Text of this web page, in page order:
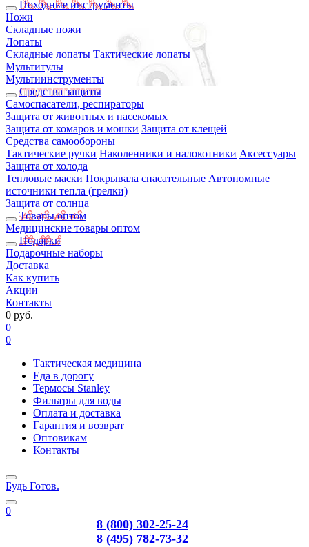
Походные инструменты
Ножи
Складные ножи
Лопаты
Складные лопаты Тактические лопаты
Мультитулы
Мультиинструменты
Средства защиты
Самоспасатели, респираторы
Защита от животных и насекомых
Защита от комаров и мошки Защита от клещей
Средства самообороны
Тактические ручки Наколенники и налокотники Аксессуары
Защита от холода
Тепловые маски Покрывала спасательные Автономные
источники тепла (грелки)
Защита от солнца
Товары оптом
Медицинские товары оптом
Подарки
Подарочные наборы
Доставка
Как купить
Акции
Контакты
0 руб.
0
0
Тактическая медицина
Еда в дорогу
Термосы Stanley
Фильтры для воды
Оплата и доставка
Гарантия и возврат
Оптовикам
Контакты
Будь Готов.
0
8 (800) 302-25-24
8 (495) 782-73-32